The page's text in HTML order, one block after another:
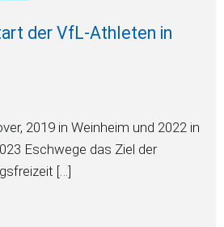
der VfL-Athleten in
2019 in Weinheim und 2022 in
Eschwege das Ziel der
[…]